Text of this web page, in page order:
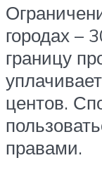
городах –
границу
центов.
правами.